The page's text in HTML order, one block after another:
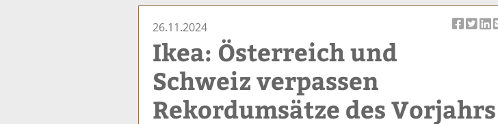
a
ufwiufer
26.11.2024
Ikea: Österreich und
Schweiz verpassen
Rekordumsätze des Vorjahrs